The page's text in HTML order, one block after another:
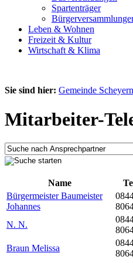
Spartenträger
Leben & Wohnen
Freizeit & Kultur
Wirtschaft & Klima
Sie sind hier: Gemeinde Scheyern
Mitarbeiter-
Name
Bürgermeister Baumeister
Johannes
N. N.
Braun Melissa